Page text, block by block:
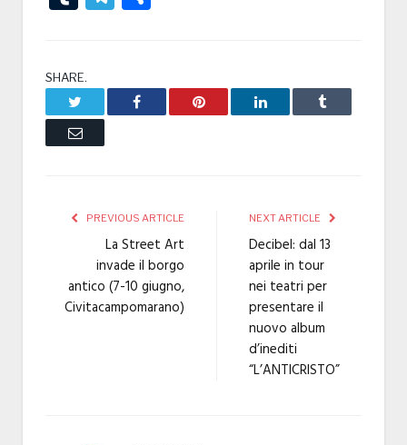
SHARE.
Facebook Pinterest LinkedIn Tumblr
Email
PREVIOUS ARTICLE
La Street Art
invade il borgo
antico (7-10 giugno,
Civitacampomarano)
NEXT ARTICLE
Decibel: dal 13
aprile in tour
nei teatri per
presentare il
nuovo album
d’inediti
“L’ANTICRISTO”